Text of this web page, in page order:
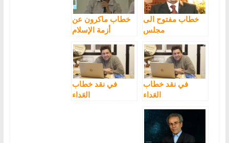
خطاب مفتوح الى
مجلس
بخصوص الأمازيغية
خطاب ماكرون عن
أزمة الإسلام
في نقد خطاب
العَداء
في نقد خطاب
العَداء